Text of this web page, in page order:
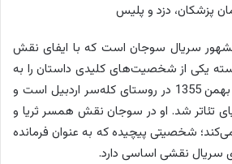
پزشکان، دزد و پلیس
مشهور سریال سوجان است که با ایفای نقش
یکی از شخصیت‌های کلیدی داستان را به
تصویر بکشد. او متولد 4 بهمن 1355 در روستای کله‌سر اردبیل است و
دنیای تئاتر شد. او در سوجان نقش همسر ثریا و
شخصیتی پیچیده که به عنوان فرمانده
سریال نقشی اساسی دارد.